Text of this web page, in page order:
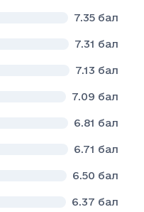
7.35 бал
7.31 бал
7.13 бал
7.09 бал
6.81 бал
6.71 бал
6.50 бал
6.37 бал